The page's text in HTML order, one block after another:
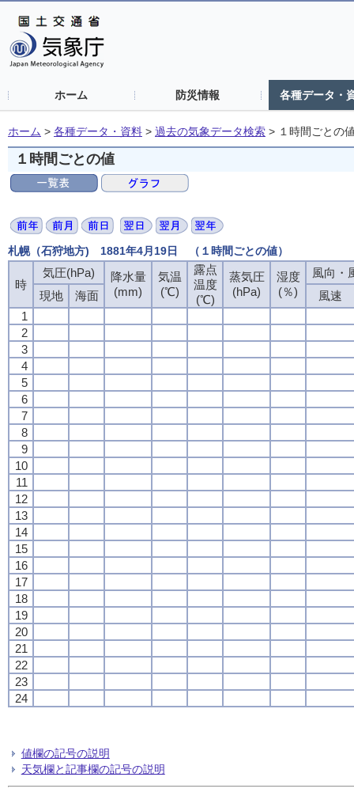
ホーム 防災情報 各種データ・
ホーム > 各種データ・資料 > 過去の気象データ検索 > １時間ごとの
１時間ごとの値
札幌（石狩地方) 1881年4月19日 （１時間ごとの値）
時
気圧(hPa)
降水量
(mm)
気温
(℃)
露点
温度
(℃)
蒸気圧
(hPa)
湿度
(％)
風向・
現地
海面
風速
1
2
3
4
5
6
7
8
9
10
11
12
13
14
15
16
17
18
19
20
21
22
23
24
値欄の記号の説明
天気欄と記事欄の記号の説明